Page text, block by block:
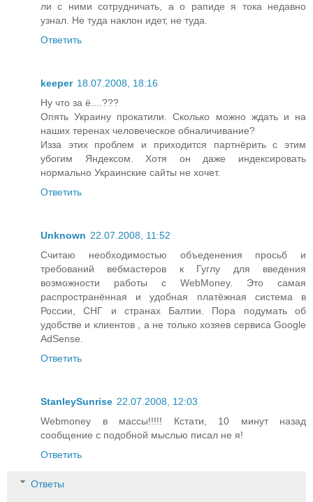
ли с ними сотрудничать, а о рапиде я тока недавно
узнал. Не туда наклон идет, не туда.
Ответить
keeper 18.07.2008, 18:16
Ну что за ё....???
Опять Украину прокатили. Сколько можно ждать и на
наших теренах человеческое обналичивание?
Изза этих проблем и приходится партнёрить с этим
убогим Яндексом. Хотя он даже индексировать
нормально Украинские сайты не хочет.
Ответить
Unknown 22.07.2008, 11:52
Считаю необходимостью объеденения просьб и
требований вебмастеров к Гуглу для введения
возможности работы с WebMoney. Это самая
распространённая и удобная платёжная система в
России, СНГ и странах Балтии. Пора подумать об
удобстве и клиентов , а не только хозяев сервиса Google
AdSense.
Ответить
StanleySunrise 22.07.2008, 12:03
Webmoney в массы!!!!! Кстати, 10 минут назад
сообщение с подобной мыслью писал не я!
Ответить
Ответы